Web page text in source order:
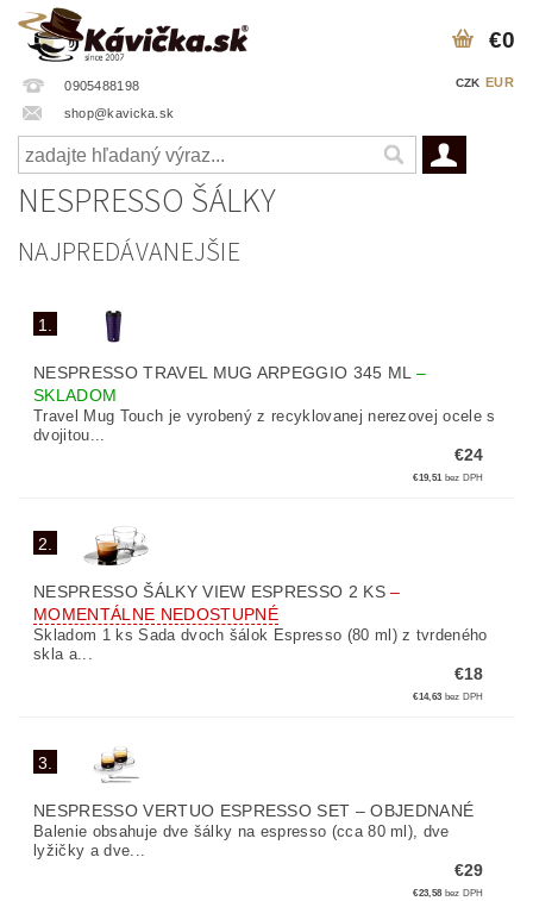
0905488198
shop@kavicka.sk
CZK EUR
€0
NESPRESSO ŠÁLKY
NAJPREDÁVANEJŠIE
1.
NESPRESSO TRAVEL MUG ARPEGGIO 345 ML –
SKLADOM
Travel Mug Touch je vyrobený z recyklovanej nerezovej ocele s
dvojitou...
€24
€19,51bez DPH
2.
NESPRESSO ŠÁLKY VIEW ESPRESSO 2 KS–
MOMENTÁLNE NEDOSTUPNÉ
Skladom 1 ks Sada dvoch šálok Espresso (80 ml) z tvrdeného
skla a...
€18
€14,63 bez DPH
3.
NESPRESSO VERTUO ESPRESSO SET –OBJEDNANÉ
Balenie obsahuje dve šálky na espresso (cca 80 ml), dve
lyžičky a dve...
€29
€23,58 bez DPH